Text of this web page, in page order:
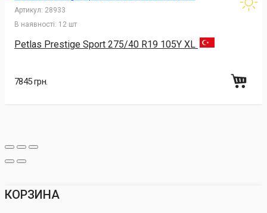
Артикул: 28933
В наявності: 12 шт
Petlas Prestige Sport 275/40 R19 105Y XL
7845 грн.
КОРЗИНА